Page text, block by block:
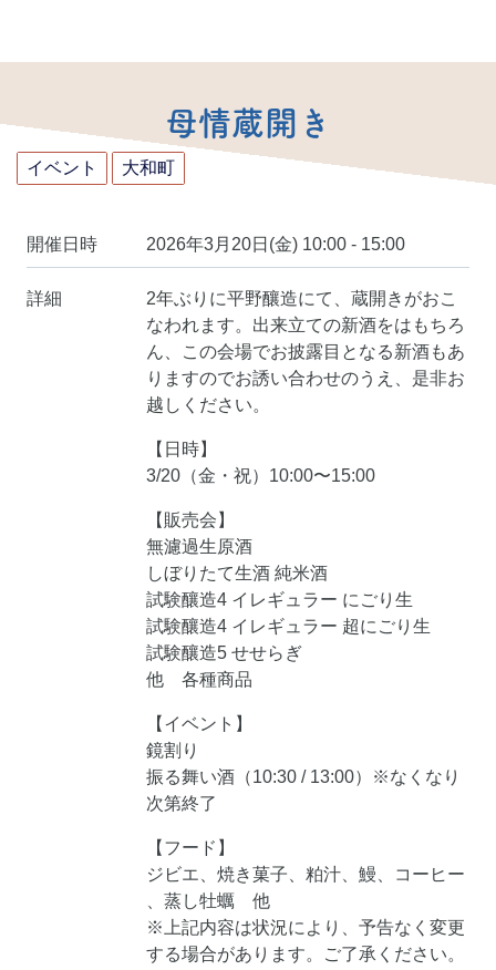
母情蔵開き
イベント 大和町
開催日時 2026年3月20日(金) 10:00 - 15:00
詳細
2年ぶりに平野釀造にて、蔵開きがおこ
なわれます。出来立ての新酒をはもちろ
ん、この会場でお披露目となる新酒もあ
りますのでお誘い合わせのうえ、是非お
越しください。
【日時】
3/20（金・祝）10:00〜15:00
【販売会】
無濾過生原酒
しぼりたて生酒 純米酒
試験釀造4 イレギュラー にごり生
試験釀造4 イレギュラー 超にごり生
試験釀造5 せせらぎ
他 各種商品
【イベント】
鏡割り
振る舞い酒（10:30 / 13:00）※なくなり
次第終了
【フード】
ジビエ、焼き菓子、粕汁、鰻、コーヒー
、蒸し牡蠣 他
※上記内容は状況により、予告なく変更
する場合があります。ご了承ください。